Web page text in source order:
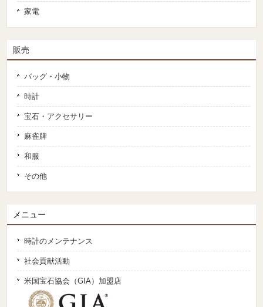
家電
販売
バッグ・小物
時計
宝石・アクセサリー
麻雀牌
和服
その他
メニュー
時計のメンテナンス
社会貢献活動
米国宝石協会（GIA）加盟店